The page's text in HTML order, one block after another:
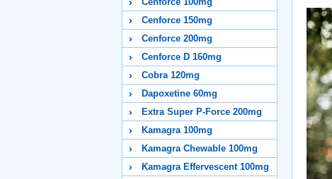
Cenforce 150mg
Cenforce 200mg
Cenforce D 160mg
Cobra 120mg
Dapoxetine 60mg
Extra Super P-Force 200mg
Kamagra 100mg
Kamagra Chewable 100mg
Kamagra Effervescent 100mg